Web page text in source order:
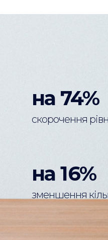
на 74%
скорочення
на 16%
зменшення